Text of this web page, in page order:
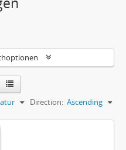
Direction: Ascending